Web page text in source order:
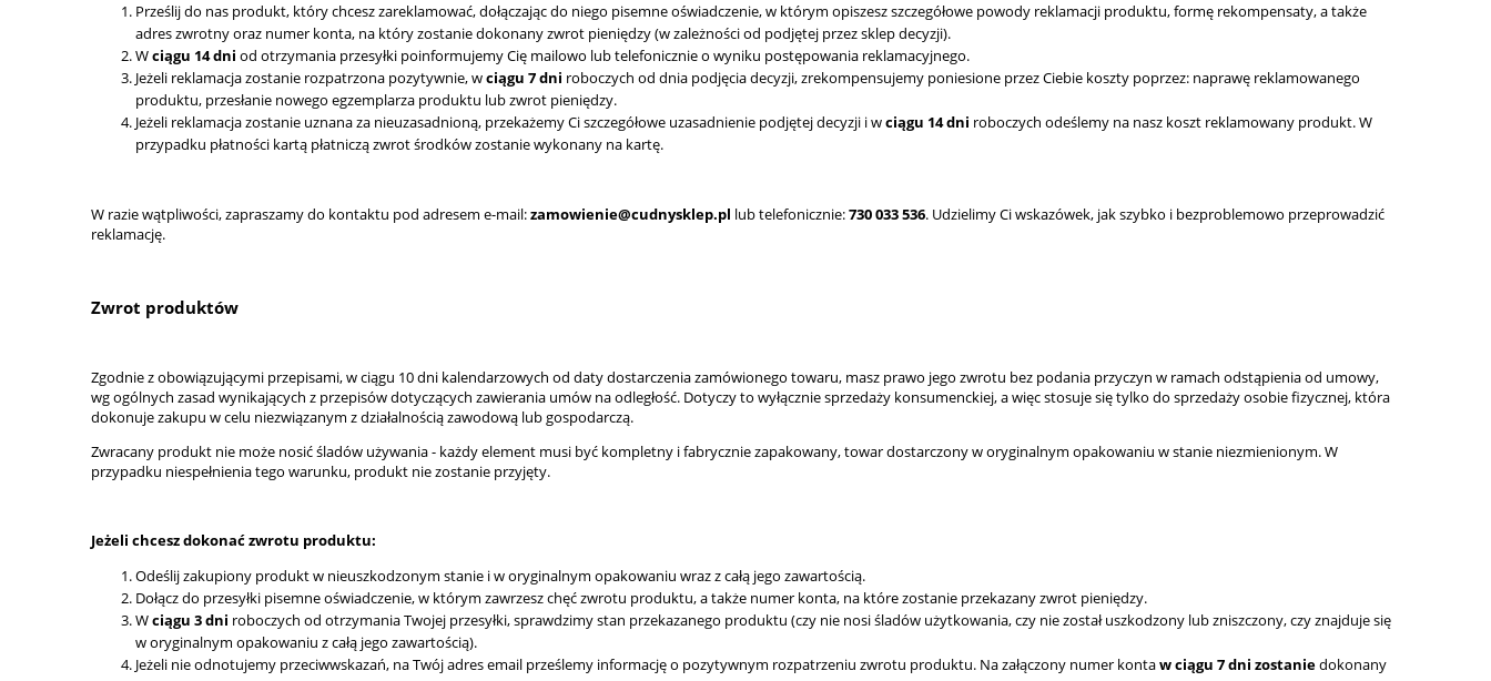
Prześlij do nas produkt, który chcesz zareklamować, dołączając do niego pisemne oświadczenie,w którym opiszesz szczegółowe powody reklamacji produktu, formę rekompensaty, a także
adres zwrotny oraz numer konta, na który zostanie dokonany zwrot pieniędzy (w zależności od podjętej przez sklep decyzji).
Wciągu 14 dni od otrzymania przesyłki poinformujemy Cię mailowo lub telefonicznie o wyniku postępowania reklamacyjnego.
Jeżeli reklamacja zostanie rozpatrzona pozytywnie, wciągu 7 dni roboczych od dnia podjęcia decyzji, zrekompensujemy poniesione przez Ciebie koszty poprzez: naprawę reklamowanego
produktu, przesłanie nowego egzemplarza produktu lub zwrot pieniędzy.
Jeżeli reklamacja zostanie uznana za nieuzasadnioną, przekażemy Ci szczegółowe uzasadnienie podjętej decyzji i wciągu 14 dni roboczych odeślemy na nasz koszt reklamowany produkt. W
przypadku płatności kartą płatniczą zwrot środków zostanie wykonany na kartę.
W razie wątpliwości, zapraszamy do kontaktu pod adresem e-mail:zamowienie@cudnysklep.pl lub telefonicznie:730 033 536. Udzielimy Ci wskazówek, jak szybko i bezproblemowo przeprowadzić
reklamację.
Zwrot produktów
Zgodnie z obowiązującymi przepisami, w ciągu 10 dni kalendarzowych od daty dostarczenia zamówionego towaru, masz prawo jego zwrotu bez podania przyczyn w ramach odstąpienia od umowy,
wg ogólnych zasad wynikających z przepisów dotyczących zawierania umów na odległość. Dotyczy to wyłącznie sprzedaży konsumenckiej, a więc stosuje się tylko do sprzedaży osobie fizycznej, która
dokonuje zakupu w celu niezwiązanym z działalnością zawodową lub gospodarczą.
Zwracany produkt nie może nosić śladów używania - każdy element musi być kompletny i fabrycznie zapakowany, towar dostarczony w oryginalnym opakowaniu w stanie niezmienionym. W
przypadku niespełnienia tego warunku, produkt nie zostanie przyjęty.
Jeżeli chcesz dokonać zwrotu produktu:
Odeślij zakupiony produkt w nieuszkodzonym stanie i w oryginalnym opakowaniu wraz z całą jego zawartością.
Dołącz do przesyłki pisemne oświadczenie, w którym zawrzesz chęć zwrotu produktu, a także numer konta, na które zostanie przekazany zwrot pieniędzy.
Wciągu 3 dni roboczych od otrzymania Twojej przesyłki, sprawdzimy stan przekazanego produktu (czy nie nosi śladów użytkowania, czy nie został uszkodzony lub zniszczony, czy znajduje się
w oryginalnym opakowaniu z całą jego zawartością).
Jeżeli nie odnotujemy przeciwwskazań, na Twój adres email prześlemy informację o pozytywnym rozpatrzeniu zwrotu produktu. Na załączony numer kontaw ciągu 7 dni zostaniedokonany